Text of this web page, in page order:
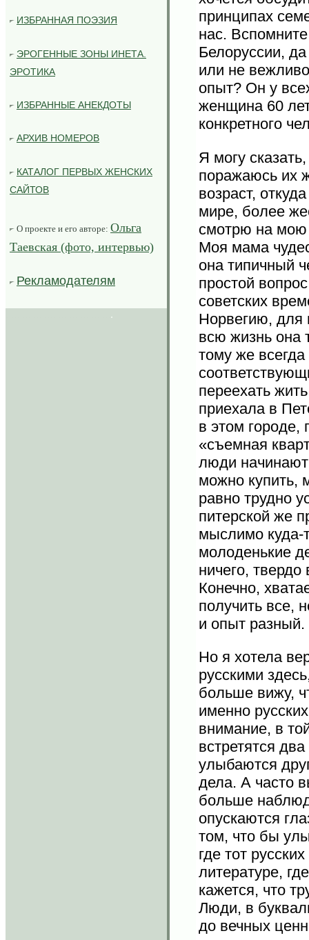
ИЗБРАННАЯ ПОЭЗИЯ
ЭРОГЕННЫЕ ЗОНЫ ИНЕТА.
ЭРОТИКА
ИЗБРАННЫЕ АНЕКДОТЫ
АРХИВ НОМЕРОВ
КАТАЛОГ ПЕРВЫХ ЖЕНСКИХ
САЙТОВ
О проекте и его авторе: Ольга
Таевская (фото, интервью)
Рекламодателям
.
принципах
нас.
Белоруссии,
или не
опыт? Он у
женщина 60
конкретного
Я могу
поражаюсь их
возраст,
мире, более
смотрю на мою
Моя мама
она типичный
простой
советских
Норвегию, для
всю жизнь она
тому же
переехать
приехала в
в этом городе,
«съемная
люди
можно купить,
равно трудно
питерской же
мыслимо куда-
молоденькие
ничего, твердо
Конечно,
получить все,
и опыт разный.
Но я хотела
русскими
больше вижу,
именно
внимание, в
встретятся
улыбаются
дела. А часто
больше
опускаются
том, что бы
где тот
литературе,
кажется, что
Люди, в
до вечных